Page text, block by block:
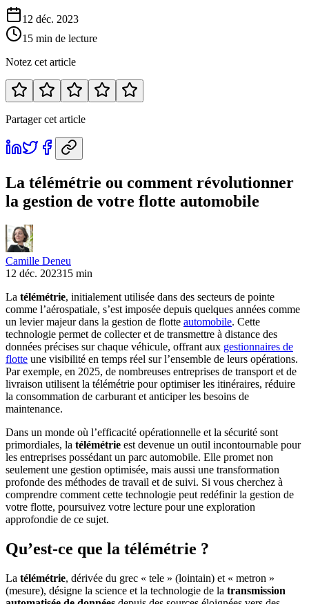
12 déc. 2023
15 min de lecture
Notez cet article
Partager cet article
La télémétrie ou comment révolutionner
la gestion de votre flotte automobile
Camille Deneu
12 déc. 202315 min
La télémétrie, initialement utilisée dans des secteurs de pointe
comme l’aérospatiale, s’est imposée depuis quelques années comme
un levier majeur dans la gestion de flotte automobile. Cette
technologie permet de collecter et de transmettre à distance des
données précises sur chaque véhicule, offrant aux gestionnaires de
flotte une visibilité en temps réel sur l’ensemble de leurs opérations.
Par exemple, en 2025, de nombreuses entreprises de transport et de
livraison utilisent la télémétrie pour optimiser les itinéraires, réduire
la consommation de carburant et anticiper les besoins de
maintenance.
Dans un monde où l’efficacité opérationnelle et la sécurité sont
primordiales, la télémétrie est devenue un outil incontournable pour
les entreprises possédant un parc automobile. Elle promet non
seulement une gestion optimisée, mais aussi une transformation
profonde des méthodes de travail et de suivi. Si vous cherchez à
comprendre comment cette technologie peut redéfinir la gestion de
votre flotte, poursuivez votre lecture pour une exploration
approfondie de ce sujet.
Qu’est-ce que la télémétrie ?
La télémétrie, dérivée du grec « tele » (lointain) et « metron »
(mesure), désigne la science et la technologie de la transmission